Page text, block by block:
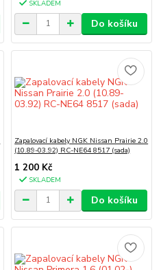
SKLADEM
Do košíku
Zapalovací kabely NGK Nissan Prairie 2.0
(10.89-03.92) RC-NE64 8517 (sada)
1 200 Kč
SKLADEM
Do košíku